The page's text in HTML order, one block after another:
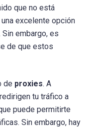
que no está
excelente opción
embargo, es
de que estos
de proxies. A
tu tráfico a
puede permitirte
Sin embargo, hay